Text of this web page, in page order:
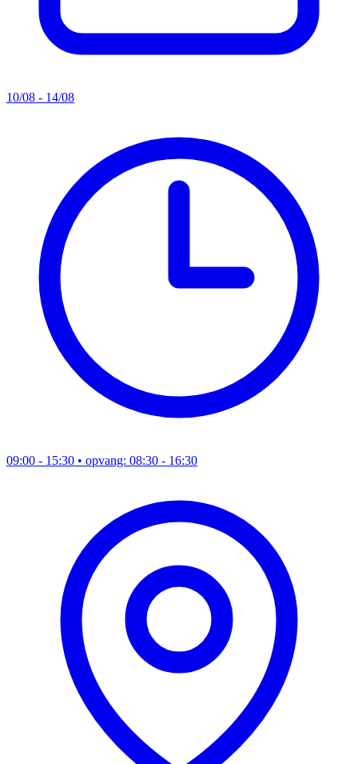
10/08 - 14/08
09:00 - 15:30 • opvang: 08:30 - 16:30